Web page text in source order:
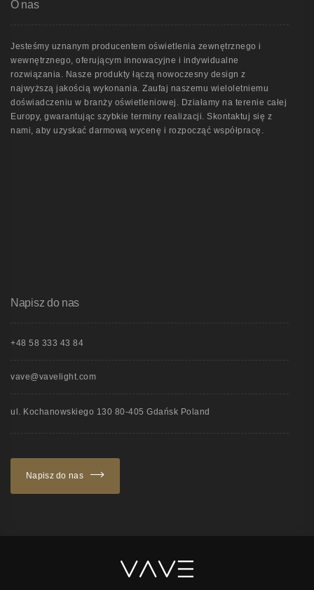
O nas
Jesteśmy uznanym producentem oświetlenia zewnętrznego i
wewnętrznego, oferującym innowacyjne i indywidualne
rozwiązania. Nasze produkty łączą nowoczesny design z
najwyższą jakością wykonania. Zaufaj naszemu wieloletniemu
doświadczeniu w branży oświetleniowej. Działamy na terenie całej
Europy, gwarantując szybkie terminy realizacji. Skontaktuj się z
nami, aby uzyskać darmową wycenę i rozpocząć współpracę.
Napisz do nas
+48 58 333 43 84
vave@vavelight.com
ul. Kochanowskiego 130 80-405 Gdańsk Poland
Napisz do nas